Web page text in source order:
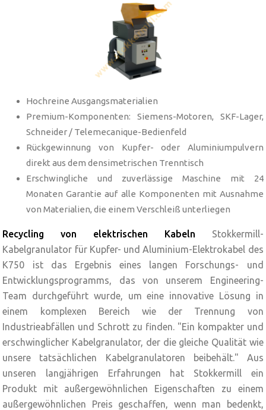
Hochreine Ausgangsmaterialien
Premium-Komponenten: Siemens-Motoren, SKF-Lager,
Schneider / Telemecanique-Bedienfeld
Rückgewinnung von Kupfer- oder Aluminiumpulvern
direkt aus dem densimetrischen Trenntisch
Erschwingliche und zuverlässige Maschine mit 24
Monaten Garantie auf alle Komponenten mit Ausnahme
von Materialien, die einem Verschleiß unterliegen
Recycling von elektrischen Kabeln Stokkermill-
Kabelgranulator für Kupfer- und Aluminium-Elektrokabel des
K750 ist das Ergebnis eines langen Forschungs- und
Entwicklungsprogramms, das von unserem Engineering-
Team durchgeführt wurde, um eine innovative Lösung in
einem komplexen Bereich wie der Trennung von
Industrieabfällen und Schrott zu finden. "Ein kompakter und
erschwinglicher Kabelgranulator, der die gleiche Qualität wie
unsere tatsächlichen Kabelgranulatoren beibehält." Aus
unseren langjährigen Erfahrungen hat Stokkermill ein
Produkt mit außergewöhnlichen Eigenschaften zu einem
außergewöhnlichen Preis geschaffen, wenn man bedenkt,